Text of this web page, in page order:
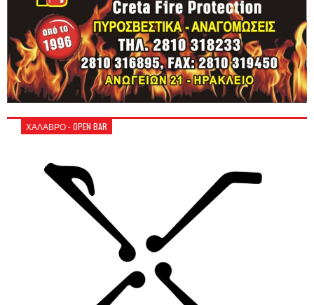
ΧΑΛΑΒΡΟ - OPEN BAR